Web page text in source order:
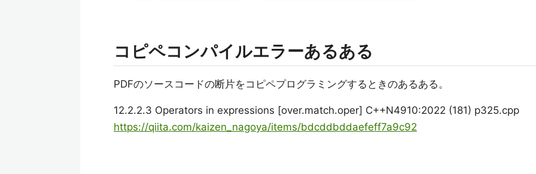
コピペコンパイルエラーあるある
PDFのソースコードの断片をコピペプログラミングするときのあるある。
12.2.2.3 Operators in expressions [over.match.oper] C++N4910:2022 (181) p325.cpp
https://qiita.com/kaizen_nagoya/items/bdcddbddaefeff7a9c92